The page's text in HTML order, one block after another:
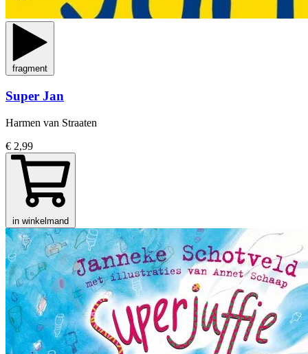
fragment
Super Jan
Harmen van Straaten
€ 2,99
in winkelmand